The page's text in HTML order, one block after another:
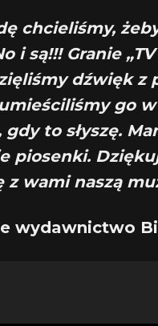
chcieliśmy,
i są!!! Granie
dźwięk z
go
to słyszę.
piosenki.
wami naszą
wydawnictwo